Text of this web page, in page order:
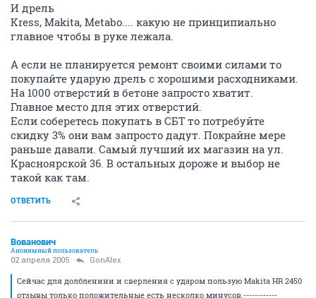
И дрель
Kress, Makita, Metabo.... какую не принципиально
главное чтобы в руке лежала.
А если не планируется ремонт своими силами то
покупайте ударую дрель с хорошими расходниками.
На 1000 отверстий в бетоне запросто хватит.
Главное место для этих отверстий.
Если соберетесь покупать в СБТ то потребуйте
скидку 3% они вам запросто дадут. Покрайне мере
раньше давали. Самый лучший их магазин на ул.
Красноярской 36. В остальных дороже и выбор не
такой как там.
ОТВЕТИТЬ
Вованович
Анонимный пользователь
02 апреля 2005 GonAlex
Сейчас для долбленини и сверления с ударом пользую Makita HR 2450
отзывы только положительные есть несколко минусов.------------